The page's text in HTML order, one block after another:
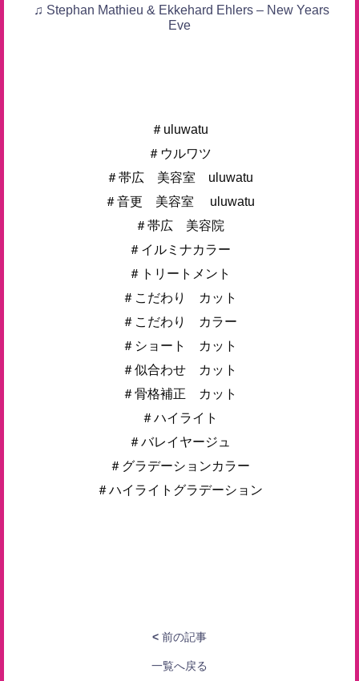
♫ Stephan Mathieu & Ekkehard Ehlers – New Years
Eve
＃uluwatu
＃ウルワツ
＃帯広 美容室 uluwatu
＃音更 美容室 uluwatu
＃帯広 美容院
＃イルミナカラー
＃トリートメント
＃こだわり カット
＃こだわり カラー
＃ショート カット
＃似合わせ カット
＃骨格補正 カット
＃ハイライト
＃バレイヤージュ
＃グラデーションカラー
＃ハイライトグラデーション
< 前の記事
一覧へ戻る